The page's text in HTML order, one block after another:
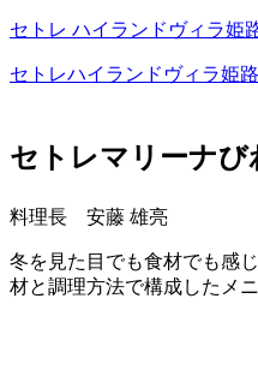
セトレ ハイランドヴィラ姫
セトレハイランドヴィラ姫
セトレマリーナび
料理長 安藤 雄亮
冬を見た目でも食材でも感
材と調理方法で構成したメ